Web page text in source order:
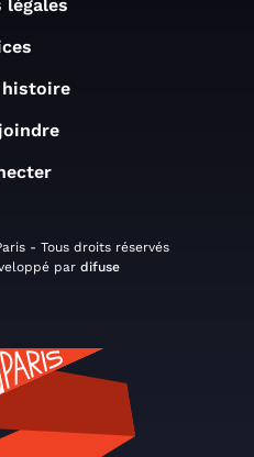
légales
- Tous droits réservés
par difuse